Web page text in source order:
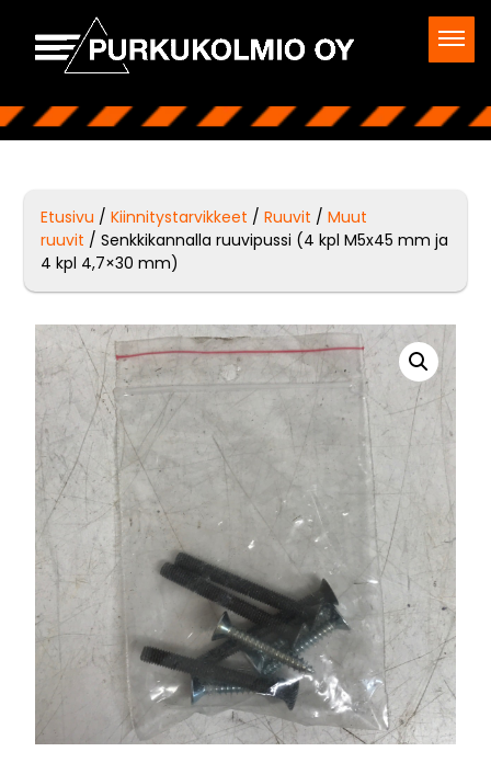
Etusivu /Kiinnitystarvikkeet /Ruuvit /Muut
ruuvit / Senkkikannalla ruuvipussi (4 kpl M5x45 mm ja
4 kpl 4,7×30 mm)